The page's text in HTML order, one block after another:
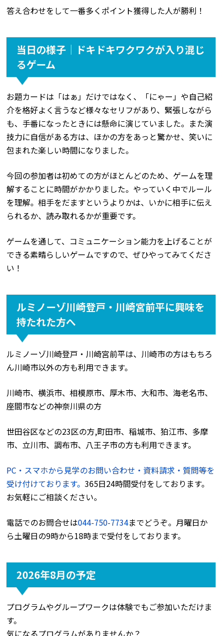
答え合わせをして一番多くポイント獲得した人が勝利！
当日の様子｜ドキドキワクワクが入り混じ
るゲーム
お題カードは「はぁ」だけではなく、「にゃー」や自己紹
介を格好よく言うなど様々なセリフがあり、緊張しながら
も、手番になったときには懸命に演じていました。また演
技力に自信がある方は、ほかの方をあっと驚かせ、笑いに
包まれた楽しい時間になりました。
今回の参加者は初めての方がほとんどのため、ゲームを理
解することに時間がかかりました。やっていく中でルール
を理解。相手をだますというよりかは、いかに相手に伝え
られるか、読み取れるかが重要です。
ゲームを通して、コミュニケーション能力を上げることが
できる素晴らしいゲームですので、ぜひやってみてくださ
い！
ルミノーゾ川崎登戸・川崎宮前平に興味を
持たれた方へ
ルミノーゾ川崎登戸・川崎宮前平は、川崎市の方はもちろ
ん川崎市以外の方も利用できます。
川崎市、横浜市、相模原市、厚木市、大和市、海老名市、
座間市などの神奈川県の方
世田谷区などの23区の方,町田市、稲城市、狛江市、多摩
市、立川市、調布市、八王子市の方も利用できます。
PC・スマホから見学のお問い合わせ・資料請求・質問等を
受け付けております。365日24時間受付をしております。
お気軽にご相談ください。
電話でのお問合せは044-750-7734までどうぞ。月曜日か
ら土曜日の9時から18時まで受付をしております。
2026年8月の予定
プログラムやグループワークは体験でもご参加いただけま
す。